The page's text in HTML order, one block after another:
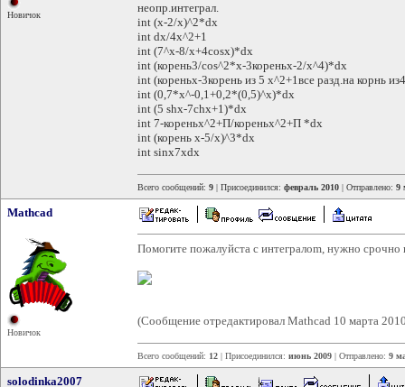
Новичок
неопр.интеграл.
int (x-2/x)^2*dx
int dx/4x^2+1
int (7^x-8/x+4cosx)*dx
int (корень3/cos^2*x-3кореньx-2/x^4)*dx
int (кореньx-3корень из 5 x^2+1все разд.на корнь
int (0,7*x^-0,1+0,2*(0,5)^x)*dx
int (5 shx-7chx+1)*dx
int 7-кореньx^2+П/кореньx^2+П *dx
int (корень x-5/x)^3*dx
int sinx7xdx
Всего сообщений: 9 | Присоединился: февраль 2010 | Отправлено: 9
Mathcad
Новичок
Помогите пожалуйста с интегралom, нужно срочно
(Сообщение отредактировал Mathcad 10 марта
Всего сообщений: 12 | Присоединился: июнь 2009 | Отправлено: 9
solodinka2007